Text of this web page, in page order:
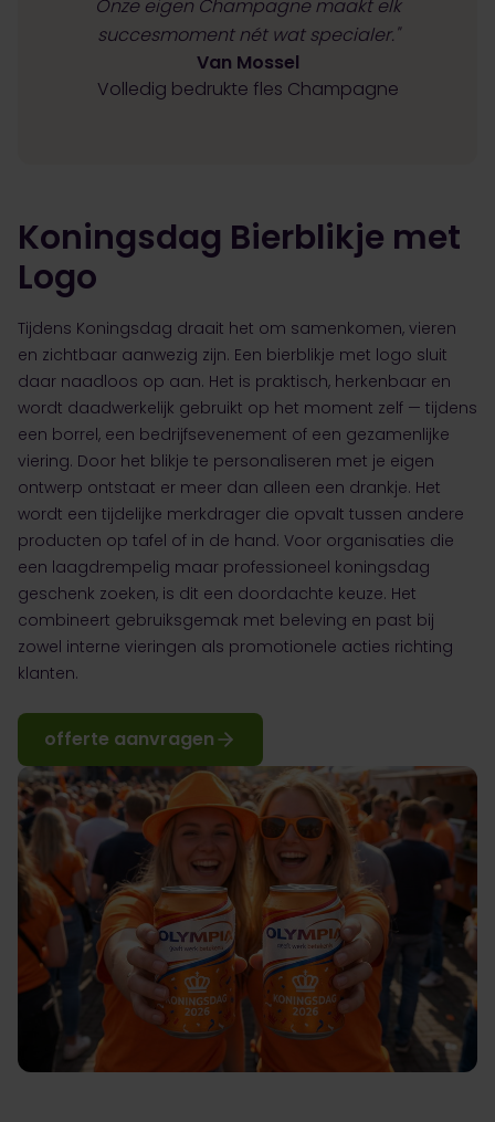
Onze eigen Champagne maakt elk
succesmoment nét wat specialer."
Van Mossel
Volledig bedrukte fles Champagne
Koningsdag Bierblikje met
Logo
Tijdens Koningsdag draait het om samenkomen, vieren
en zichtbaar aanwezig zijn. Een bierblikje met logo sluit
daar naadloos op aan. Het is praktisch, herkenbaar en
wordt daadwerkelijk gebruikt op het moment zelf — tijdens
een borrel, een bedrijfsevenement of een gezamenlijke
viering. Door het blikje te personaliseren met je eigen
ontwerp ontstaat er meer dan alleen een drankje. Het
wordt een tijdelijke merkdrager die opvalt tussen andere
producten op tafel of in de hand. Voor organisaties die
een laagdrempelig maar professioneel koningsdag
geschenk zoeken, is dit een doordachte keuze. Het
combineert gebruiksgemak met beleving en past bij
zowel interne vieringen als promotionele acties richting
klanten.
offerte aanvragen